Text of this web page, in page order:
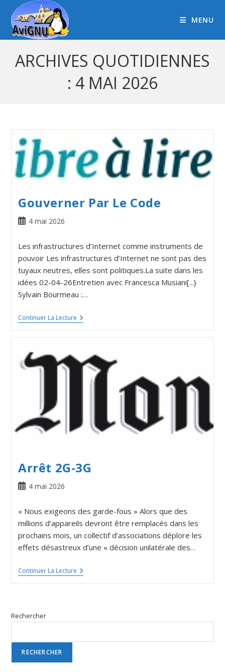
MENU
ARCHIVES QUOTIDIENNES
: 4 MAI 2026
Gouverner Par Le Code
4 mai 2026
Les infrastructures d’Internet comme instruments de
pouvoir Les infrastructures d’Internet ne sont pas des
tuyaux neutres, elles sont politiques.La suite dans les
idées 02-04-26Entretien avec Francesca Musiani[...}
Sylvain Bourmeau :…
Continuer La Lecture
Arrêt 2G-3G
4 mai 2026
« Nous exigeons des garde-fous » Alors que des
millions d’appareils devront être remplacés dans les
prochains mois, un collectif d’associations déplore les
effets désastreux d’une « décision unilatérale des…
Continuer La Lecture
Rechercher
RECHERCHER